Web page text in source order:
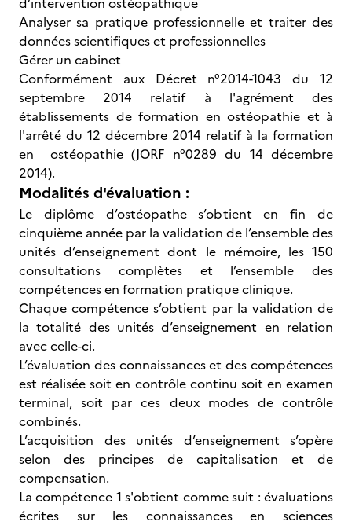
Analyser sa pratique professionnelle et traiter des
données scientifiques et professionnelles
Gérer un cabinet
Conformément aux Décret n°2014-1043 du 12
septembre 2014 relatif à l'agrément des
établissements de formation en ostéopathie et à
l'arrêté du 12 décembre 2014 relatif à la formation
en ostéopathie (JORF n°0289 du 14 décembre
2014).
Modalités d'évaluation :
Le diplôme d’ostéopathe s’obtient en fin de
cinquième année par la validation de l’ensembledes
unités d’enseignement dont le mémoire, les 150
consultations complètes et l’ensemble des
compétences en formation pratique clinique.
Chaque compétence s’obtient par la validation de
la totalité des unités d’enseignement en relation
avec celle-ci.
L’évaluation des connaissances et des compétences
est réalisée soit en contrôle continu soit en examen
terminal, soit par ces deux modes de contrôle
combinés.
L’acquisition des unités d’enseignement s’opère
selon des principes de capitalisation et de
compensation.
La compétence 1 s'obtient comme suit : évaluations
écrites sur les connaissances en sciences